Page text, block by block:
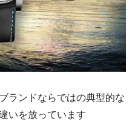
ランドならではの典型的な
いを放っています